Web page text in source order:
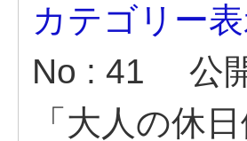
カテゴリー
No : 41
公
「大人の休